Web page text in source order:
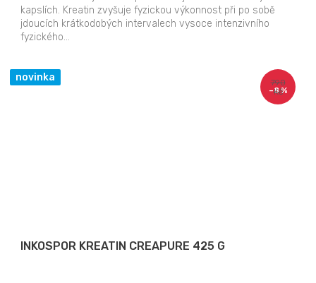
kapslích. Kreatin zvyšuje fyzickou výkonnost při po sobě
jdoucích krátkodobých intervalech vysoce intenzivního
fyzického...
novinka
790
Kč
–8 %
INKOSPOR KREATIN CREAPURE 425 G